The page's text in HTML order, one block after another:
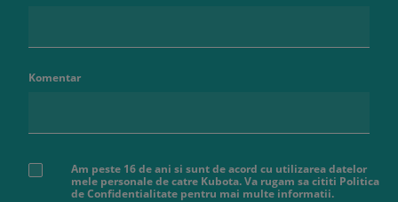
Komentar
Am peste 16 de ani si sunt de acord cu utilizarea datelor
mele personale de catre Kubota. Va rugam sa cititi Politica
de Confidentialitate pentru mai multe informatii.